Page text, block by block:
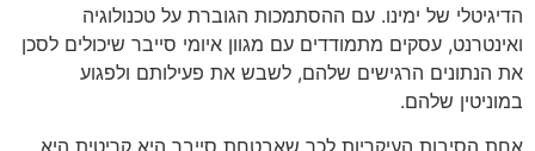
הדיגיטלי של ימינו. עם ההסתמכות הגוברת על טכנולוגיה
ואינטרנט, עסקים מתמודדים עם מגוון איומי סייבר שיכולים לסכן
את הנתונים הרגישים שלהם, לשבש את פעילותם ולפגוע
במוניטין שלהם.